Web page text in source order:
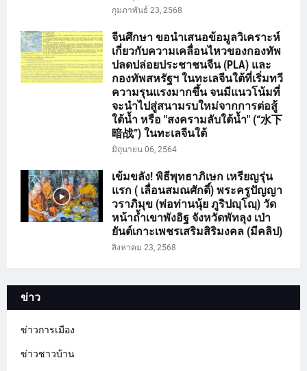
กุมภาพันธ์ 23, 2568
จีนศึกษา ขอนำเสนอข้อมูลวิเคราะห์
เกี่ยวกับความเคลื่อนไหวของกองทัพ
ปลดปล่อยประชาชนจีน (PLA) และ
กองทัพสหรัฐฯ ในทะเลจีนใต้ที่เริ่มทวี
ความรุนแรงมากขึ้น จนมีแนวโน้มที่
จะนำไปสู่สนามรบใหม่จากการต่อสู้
ใต้น้ำ หรือ "สงครามลับใต้น้ำ" (“水下
暗战”) ในทะเลจีนใต้
มิถุนายน 06, 2564
เข้มขลัง! พิธีพุทธาภิเษก เหรียญรุ่น
แรก ( เลื่อนสมณศักดิ์) พระครูปัญญา
วราภิมุข (พ่อท่านนุ้ย ภูริปญฺโญฺ) วัด
หน้าถ้ำเขาพังอิฐ จังหวัดพัทลุง เป่า
ยันต์เกาะเพชรเสริมสิริมงคล (มีคลิป)
สิงหาคม 23, 2568
ข่าว
ข่าวการเมือง
ข่าวชาวบ้าน